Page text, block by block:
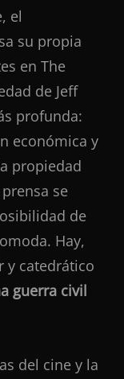
el
su propia
en The
de Jeff
profunda:
económica y
propiedad
se
de
Hay,
y catedrático
guerra civil
del cine y la